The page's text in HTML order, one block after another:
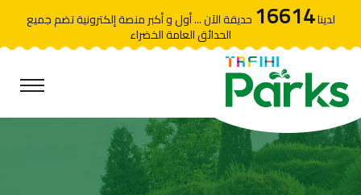
لدينا16614 حديقة الآن ... أول و أكبر منصة إلكترونية تضم جميع
الحدائق العامة الخضراء